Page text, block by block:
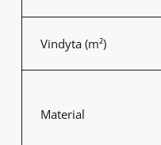
Vindyta (m²)
Material